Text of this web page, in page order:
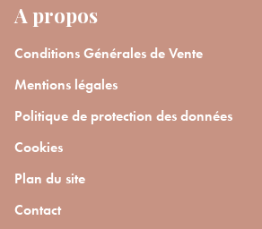
A propos
Conditions Générales de Vente
Mentions légales
Politique de protection des données
Cookies
Plan du site
Contact